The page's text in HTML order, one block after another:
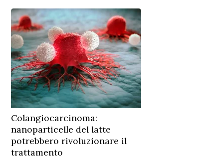
Colangiocarcinoma:
nanoparticelle del latte
potrebbero rivoluzionare il
trattamento